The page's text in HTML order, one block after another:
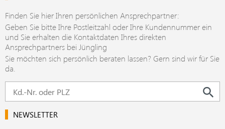
Finden Sie hier Ihren persönlichen Ansprechpartner:
Geben Sie bitte Ihre Postleitzahl oder Ihre Kundennummer ein
und Sie erhalten die Kontaktdaten Ihres direkten
Ansprechpartners bei Jüngling
Sie möchten sich persönlich beraten lassen? Gern sind wir für Sie
da.
NEWSLETTER